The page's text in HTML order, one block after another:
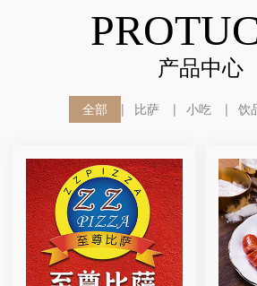
产品中心
全部 比萨 小吃 饮